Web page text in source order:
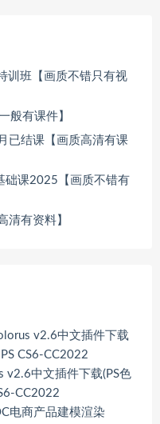
训班【画质不错只有视
般有课件】
已结课【画质高清有课
础课2025【画质不错有
清有资料】
v2.6中文插件下载
CS6-CC2022
v2.6中文插件下载(PS色
CC2022
电商产品建模渲染